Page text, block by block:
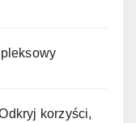
korzyści,